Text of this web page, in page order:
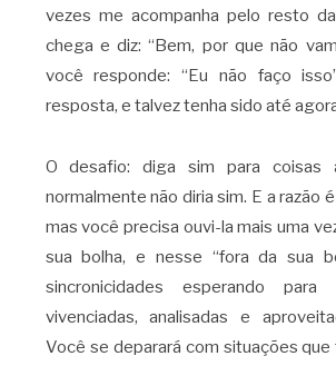
vezes me acompanha pelo resto
chega e diz: “Bem, por que não
você responde: “Eu não faço
resposta, e talvez tenha sido até
O desafio: diga sim para coisas
normalmente não diria sim. E a razão
mas você precisa ouvi-la mais uma
sua bolha, e nesse “fora da sua
sincronicidades esperando para
vivenciadas, analisadas e
Você se deparará com situações